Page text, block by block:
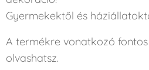
Gyermekektől és
A termékre vonatkozó
olvashatsz.